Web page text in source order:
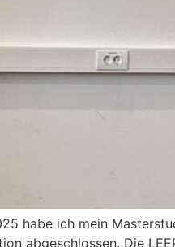
habe ich mein
abgeschlossen. Die